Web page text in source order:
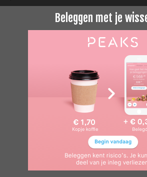
Beleggen met je